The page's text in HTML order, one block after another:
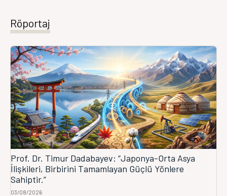
Röportaj
Prof. Dr. Timur Dadabayev: “Japonya-Orta Asya
İlişkileri, Birbirini Tamamlayan Güçlü Yönlere
Sahiptir.”
03/08/2026